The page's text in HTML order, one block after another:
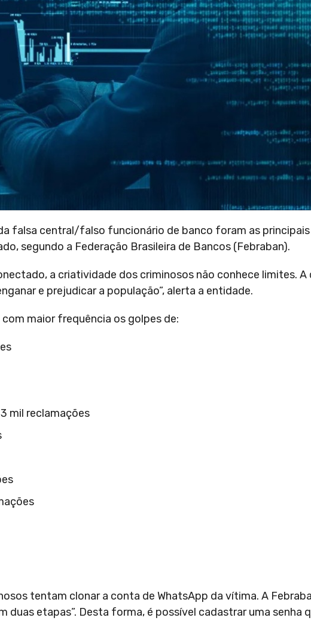
falsa central/falso funcionário de banco foram as
segundo a Federação Brasileira de Bancos (Febraban).
a criatividade dos criminosos não conhece limites. A
e prejudicar a população”, alerta a entidade.
maior frequência os golpes de:
mil reclamações
tentam clonar a conta de WhatsApp da vítima. A
duas etapas”. Desta forma, é possível cadastrar uma senha